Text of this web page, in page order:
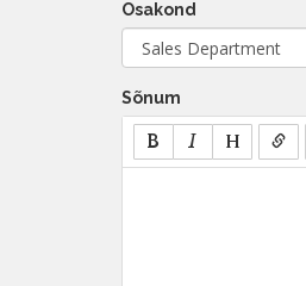
Osakond
Sõnum